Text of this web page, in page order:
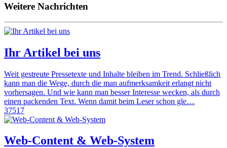
Weitere Nachrichten
Ihr Artikel bei uns
Weit gestreute Pressetexte und Inhalte bleiben im Trend. Schließlich
kann man die Wege, durch die man aufmerksamkeit erlangt nicht
vorhersagen. Und wie kann man besser Interesse wecken, als durch
einen packenden Text. Wenn damit beim Leser schon gle…
37517
Web-Content & Web-System